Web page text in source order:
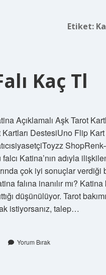
Etiket:
Kaç Tl
Açıklamalı Aşk Tarot
Kartları DestesiUno Flip
Katina’nın adıyla
çok iyi sonuçlar
falına inanılır mı?
düşünülüyor. Tarot
istiyorsanız, talep…
Yorum Bırak